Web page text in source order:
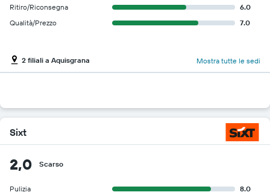
Ritiro/Riconsegna
6.0
Qualità/Prezzo
7.0
2 filiali a Aquisgrana Mostra tutte le sedi
Sixt
2,0 Scarso
Pulizia
8.0